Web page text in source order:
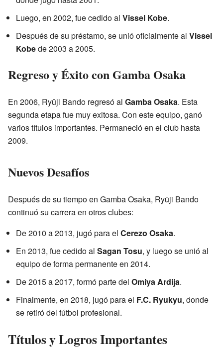
Luego, en 2002, fue cedido al Vissel Kobe.
Después de su préstamo, se unió oficialmente al Vissel
Kobede 2003 a 2005.
Regreso y Éxito con Gamba Osaka
En 2006, Ryūji Bando regresó al Gamba Osaka. Esta
segunda etapa fue muy exitosa. Con este equipo, ganó
varios títulos importantes. Permaneció en el club hasta
2009.
Nuevos Desafíos
Después de su tiempo en Gamba Osaka, Ryūji Bando
continuó su carrera en otros clubes:
De 2010 a 2013, jugó para el Cerezo Osaka.
En 2013, fue cedido al Sagan Tosu, y luego se unió al
equipo de forma permanente en 2014.
De 2015 a 2017, formó parte del Omiya Ardija.
Finalmente, en 2018, jugó para el F.C. Ryukyu, donde
se retiró del fútbol profesional.
Títulos y Logros Importantes